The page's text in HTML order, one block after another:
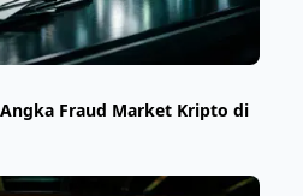
Fraud Market Kripto di